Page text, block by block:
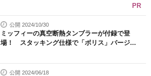
PR
公開 2024/10/30
ミッフィーの真空断熱タンブラーが付録で登
場！ スタッキング仕様で「ボリス」バージ...
公開 2024/06/18